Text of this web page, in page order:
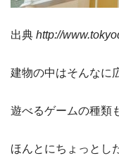
出典 http://
建物の中はそんなに
遊べるゲームの種類
ほんとにちょっとし